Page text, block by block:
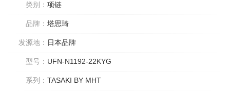
类别： 项链
品牌： 塔思琦
发源地： 日本品牌
型号： UFN-N1192-22KYG
系列： TASAKI BY MHT